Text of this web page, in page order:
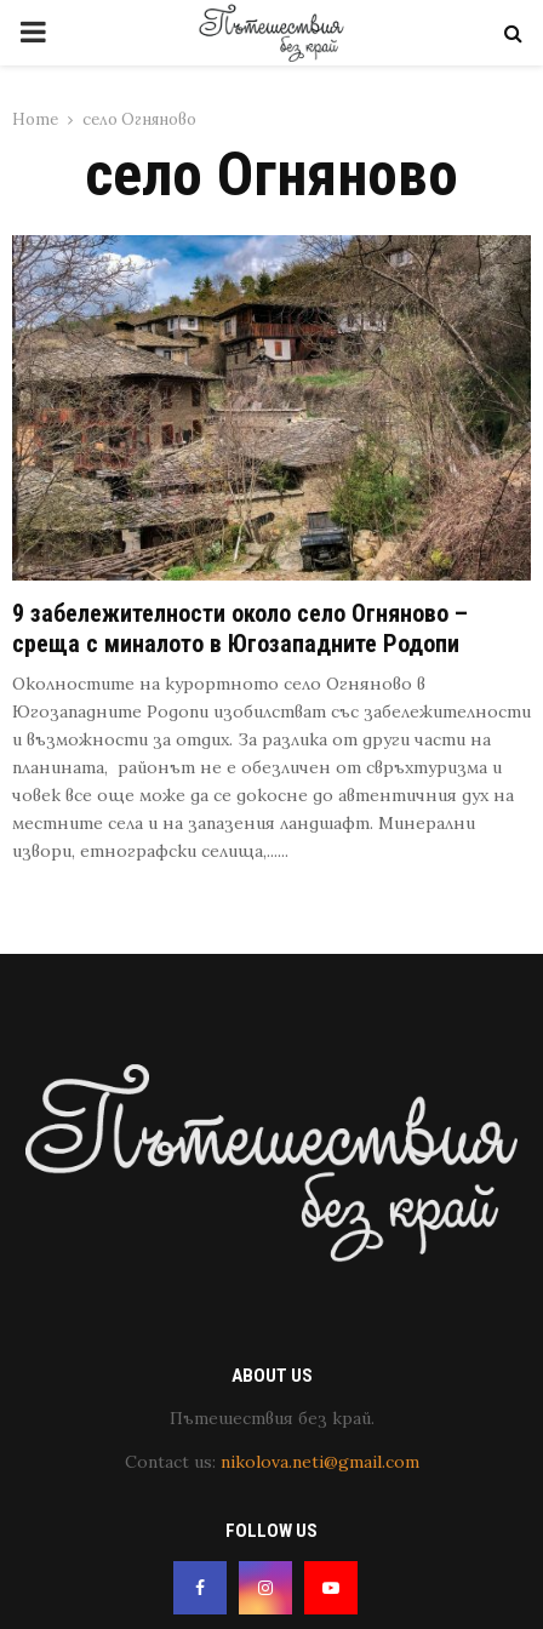
PRIMARY
Home село Огняново
село Огняново
9 забележителности около село Огняново –
среща с миналото в Югозападните Родопи
Околностите на курортното село Огняново в
Югозападните Родопи изобилстват със забележителности
и възможности за отдих. За разлика от други части на
планината, районът не е обезличен от свръхтуризма и
човек все още може да се докосне до автентичния дух на
местните села и на запазения ландшафт. Минерални
извори, етнографски селища,......
ABOUT US
Пътешествия без край.
Contact us: nikolova.neti@gmail.com
FOLLOW US